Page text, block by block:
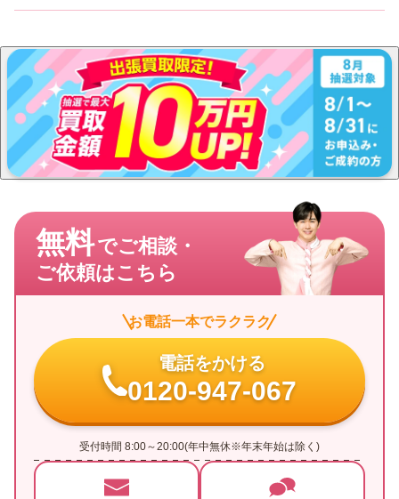
無料でご相談・
ご依頼はこちら
お電話一本でラクラク
電話をかける
0120-947-067
受付時間 8:00～20:00(年中無休※年末年始は除く)